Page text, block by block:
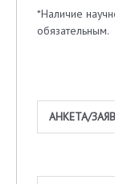
*Наличие
обязательным.
АНКЕТА/